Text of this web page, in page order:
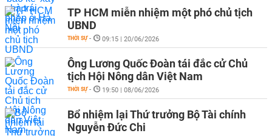
TP HCM miễn nhiệm một phó chủ tịch
UBND
THỜI SỰ - 09:15 | 20/06/2026
Ông Lương Quốc Đoàn tái đắc cử Chủ
tịch Hội Nông dân Việt Nam
THỜI SỰ - 19:50 | 08/06/2026
Bổ nhiệm lại Thứ trưởng Bộ Tài chính
Nguyễn Đức Chi